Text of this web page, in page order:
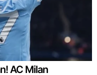
AC Milan